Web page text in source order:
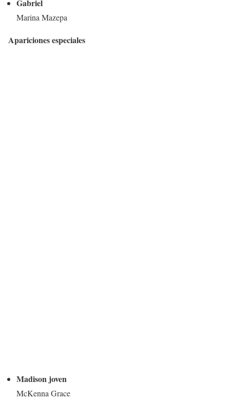
Gabriel
Marina Mazepa
Apariciones especiales
Madison joven
McKenna Grace